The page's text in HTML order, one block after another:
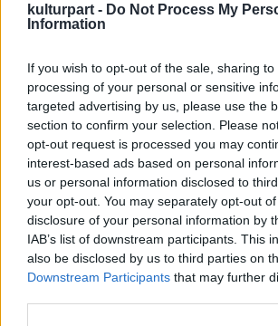
kulturpart - Do Not Process My
Information
If you wish to opt-out of the sale, sharing
processing of your personal or sensitive
targeted advertising by us, please use the
section to confirm your selection. Please
opt-out request is processed you may
interest-based ads based on personal
us or personal information disclosed to
your opt-out. You may separately opt-out
disclosure of your personal information by
IAB’s list of downstream participants. This
also be disclosed by us to third parties on
Downstream Participants that may further
sváb faluban. Temesváron
megalapította az Aktionsgruppe
szervezetet, amely szálka lett a
diktatúra szemében. Müller egy
fordítóként dolgozott, de mivel
működött együtt a román
elbocsátották. Első két kötete
csak cenzúrázott verzióban
napvilágot.
A diktatúra zaklatásai elől 1987
együtt disszidált Nyugat-
Niederungen című
1984-ben kiadták. Herta Müller